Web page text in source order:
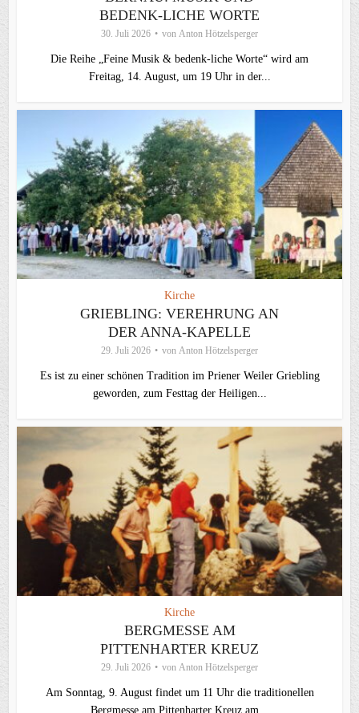
BEDENK-LICHE WORTE
30. Juli 2026 von Anton Hötzelsperger
Die Reihe „Feine Musik & bedenk-liche Worte“ wird am
Freitag, 14. August, um 19 Uhr in der...
Kirche
GRIEBLING: VEREHRUNG AN
DER ANNA-KAPELLE
29. Juli 2026 von Anton Hötzelsperger
Es ist zu einer schönen Tradition im Priener Weiler Griebling
geworden, zum Festtag der Heiligen...
Kirche
BERGMESSE AM
PITTENHARTER KREUZ
29. Juli 2026 von Anton Hötzelsperger
Am Sonntag, 9. August findet um 11 Uhr die traditionellen
Bergmesse am Pittenharter Kreuz am...